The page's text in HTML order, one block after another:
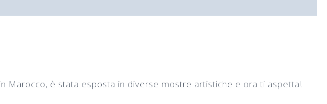
Marocco, è stata esposta in diverse mostre artistiche e ora ti aspetta!